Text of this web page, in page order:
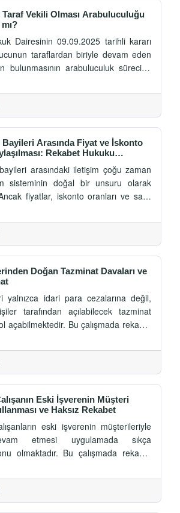
Vekili Olması Arabuluculuğu
Dairesinin 09.09.2025 tarihli kararı
taraflardan biriyle devam eden
bulunmasının arabuluculuk sürecine
denge ayrıntılı olarak
Bayileri Arasında Fiyat ve İskonto
Rekabet Hukuku
arasındaki iletişim çoğu zaman
sisteminin doğal bir unsuru olarak
fiyatlar, iskonto oranları ve satış
sonuçlar doğurabilmektedir. Bu
bayileri arasındaki rekabet ilişkisi
güncel yaklaşımı ele
Doğan Tazminat Davaları ve
yalnızca idari para cezalarına değil,
tarafından açılabilecek tazminat
açabilmektedir. Bu çalışmada rekabet
tazminat kurumu, zarar hesabı,
uygulamadaki temel tartışmalar
Eski İşverenin Müşteri
ve Haksız Rekabet
eski işverenin müşterileriyle
etmesi uygulamada sıkça
olmaktadır. Bu çalışmada rekabet
ve haksız rekabet hükümleri
Türk hukukundaki güncel yaklaşım
alınmaktadır.